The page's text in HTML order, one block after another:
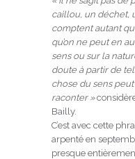
caillou, un déchet,
comptent autant
qu’on ne peut en
sens ou sur la
doute à partir de
chose du sens
raconter »
Bailly.
C’est avec cette
arpenté en
presque